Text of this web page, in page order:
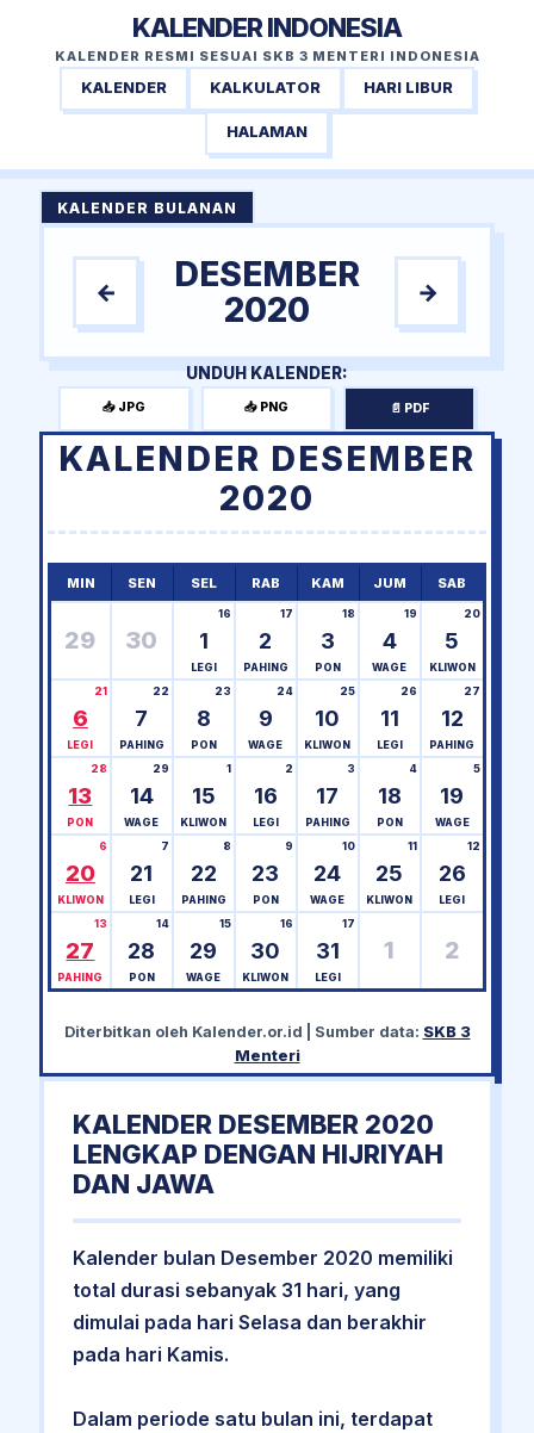
KALENDER INDONESIA
KALENDER RESMI SESUAI SKB 3 MENTERI INDONESIA
KALENDER KALKULATOR HARI LIBUR
HALAMAN
KALENDER BULANAN
←
DESEMBER
2020
→
UNDUH KALENDER:
📥 JPG 📥 PNG 📄 PDF
KALENDER DESEMBER
2020
MIN SEN SEL RAB KAM JUM SAB
29 30 1
16
LEGI
2
17
PAHING
3
18
PON
4
19
WAGE
5
20
KLIWON
6
21
LEGI
7
22
PAHING
8
23
PON
9
24
WAGE
10
25
KLIWON
11
26
LEGI
12
27
PAHING
13
28
PON
14
29
WAGE
15
1
KLIWON
16
2
LEGI
17
3
PAHING
18
4
PON
19
5
WAGE
20
6
KLIWON
21
7
LEGI
22
8
PAHING
23
9
PON
24
10
WAGE
25
11
KLIWON
26
12
LEGI
27
13
PAHING
28
14
PON
29
15
WAGE
30
16
KLIWON
31
17
LEGI
1 2
Diterbitkan oleh Kalender.or.id | Sumber data: SKB 3
Menteri
KALENDER DESEMBER 2020
LENGKAP DENGAN HIJRIYAH
DAN JAWA
Kalender bulan Desember 2020 memiliki
total durasi sebanyak 31 hari, yang
dimulai pada hari Selasa dan berakhir
pada hari Kamis.
Dalam periode satu bulan ini, terdapat